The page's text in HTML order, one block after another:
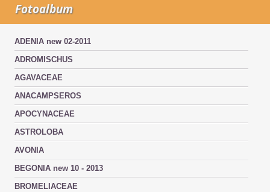
Fotoalbum
ADENIA new 02-2011
ADROMISCHUS
AGAVACEAE
ANACAMPSEROS
APOCYNACEAE
ASTROLOBA
AVONIA
BEGONIA new 10 - 2013
BROMELIACEAE